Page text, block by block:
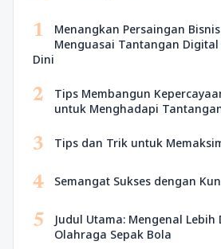
1
Menangkan Persaingan
Menguasai Tantangan
Dini
2
Tips Membangun
untuk Menghadapi
3 Tips dan Trik untuk
4 Semangat Sukses dengan
5
Judul Utama: Mengenal Lebih
Olahraga Sepak Bola